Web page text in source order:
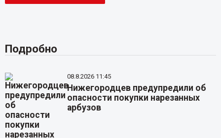
Подробно
08.8.2026 11:45
Нижегородцев предупредили об
опасности покупки нарезанных
арбузов